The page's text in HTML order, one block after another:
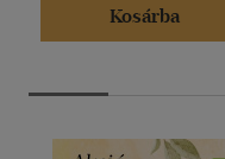
Kosárba